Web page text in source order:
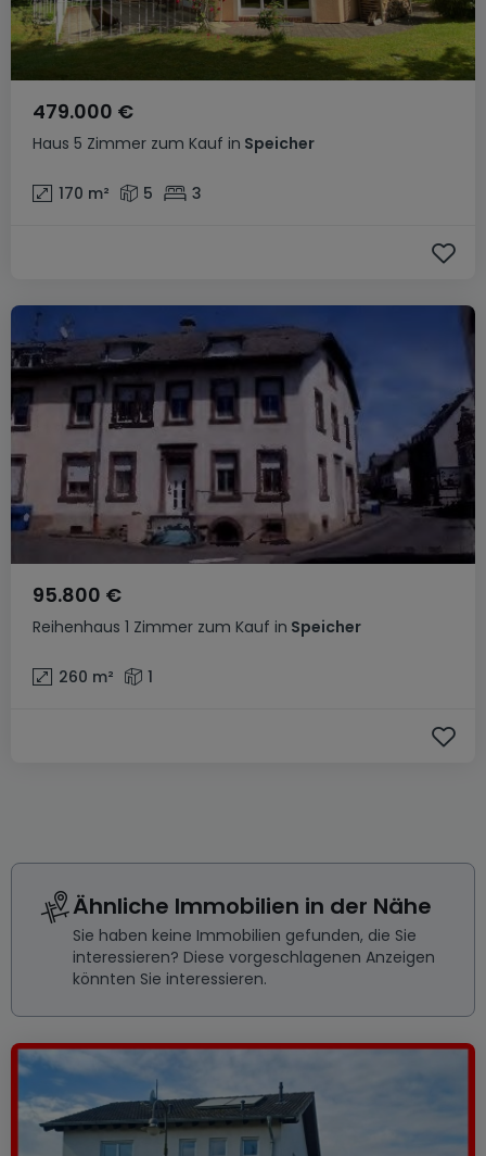
Haus 5 Zimmer zum Kauf in Speicher
479.000 €
170 m² 5 3
Reihenhaus 1 Zimmer zum Kauf in Speicher
95.800 €
260 m² 1
Ähnliche Immobilien in der Nähe
Sie haben keine Immobilien gefunden, die Sie
interessieren? Diese vorgeschlagenen Anzeigen
könnten Sie interessieren.